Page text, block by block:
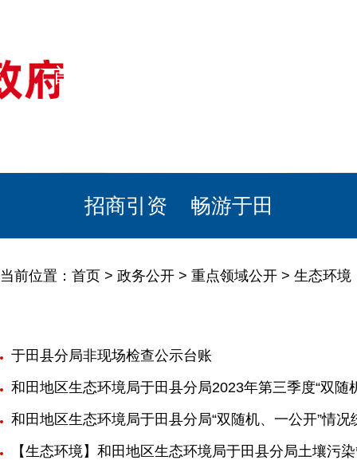
首页
招商引资 畅游于田
当前位置： 首页 > 政务公开 > 重点领域公开 > 生态环境
于田县分局非现场检查公示台账
和田地区生态环境局于田县分局2023年第三季度“双随
和田地区生态环境局于田县分局“双随机、一公开”情况
【生态环境】和田地区生态环境局于田县分局土壤污